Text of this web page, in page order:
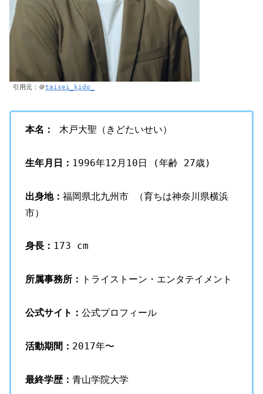
引用元：＠taisei_kido_
本名： 木戸大聖（きどたいせい）
生年月日： 1996年12月10日 (年齢 27歳)
出身地： 福岡県北九州市 （育ちは神奈川県横浜
市）
身長： 173 cm
所属事務所： トライストーン・エンタテイメント
公式サイト： 公式プロフィール
活動期間： 2017年〜
最終学歴： 青山学院大学